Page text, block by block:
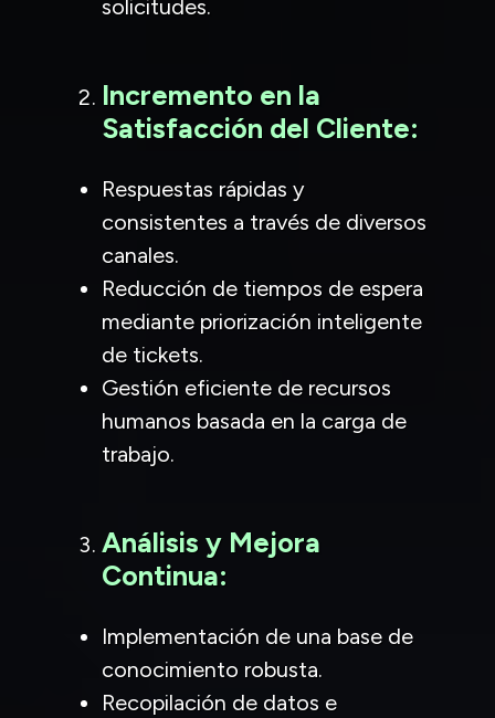
solicitudes.
Incremento en la
Satisfacción del Cliente:
Respuestas rápidas y
consistentes a través de diversos
canales.
Reducción de tiempos de espera
mediante priorización inteligente
de tickets.
Gestión eficiente de recursos
humanos basada en la carga de
trabajo.
Análisis y Mejora
Continua:
Implementación de una base de
conocimiento robusta.
Recopilación de datos e